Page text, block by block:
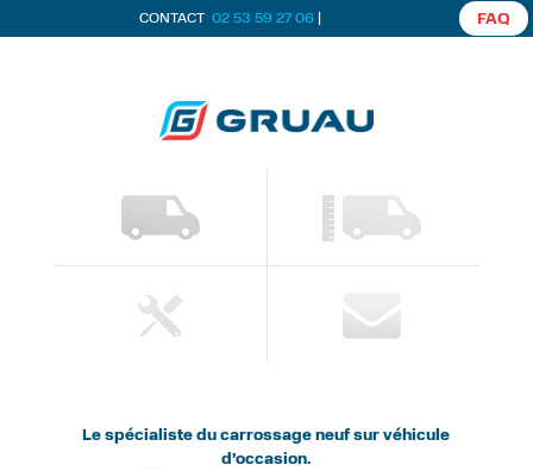
CONTACT 02 53 59 27 06 FAQ
Le spécialiste du carrossage neuf sur véhicule
d’occasion.